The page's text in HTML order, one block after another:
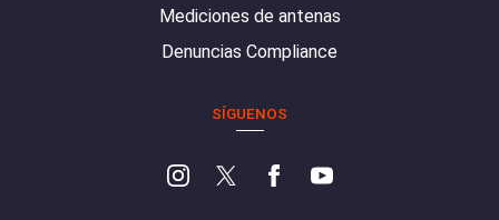
Mediciones de antenas
Denuncias Compliance
SÍGUENOS